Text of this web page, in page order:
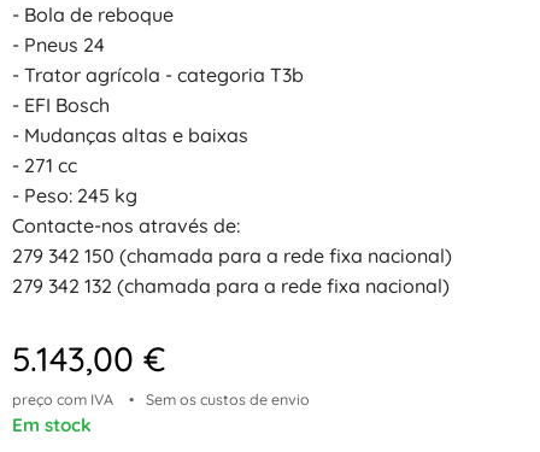
- Bola de reboque
- Pneus 24
- Trator agrícola - categoria T3b
- EFI Bosch
- Mudanças altas e baixas
- 271 cc
- Peso: 245 kg
Contacte-nos através de:
279 342 150 (chamada para a rede fixa nacional)
279 342 132 (chamada para a rede fixa nacional)
5.143,00 €
preço com IVA Sem os custos de envio
Em stock